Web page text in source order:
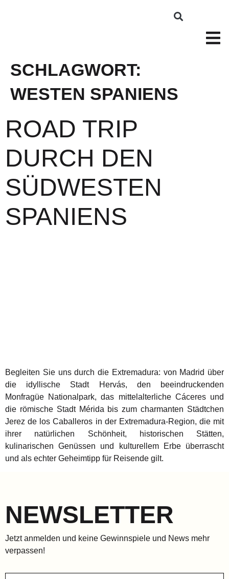
SCHLAGWORT:
WESTEN SPANIENS
ROAD TRIP
DURCH DEN
SÜDWESTEN
SPANIENS
Begleiten Sie uns durch die Extremadura: von Madrid über
die idyllische Stadt Hervás, den beeindruckenden
Monfragüe Nationalpark, das mittelalterliche Cáceres und
die römische Stadt Mérida bis zum charmanten Städtchen
Jerez de los Caballeros in der Extremadura-Region, die mit
ihrer natürlichen Schönheit, historischen Stätten,
kulinarischen Genüssen und kulturellem Erbe überrascht
und als echter Geheimtipp für Reisende gilt.
NEWSLETTER
Jetzt anmelden und keine Gewinnspiele und News mehr
verpassen!